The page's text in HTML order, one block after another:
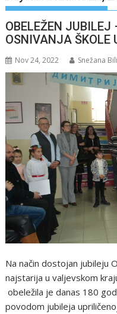
OBELEŽEN JUBILEJ
OSNIVANJA ŠKOLE
Nov 24, 2022 Snežana
Na način dostojan jubileju
najstarija u valjevskom
obeležila je danas 180
povodom jubileja